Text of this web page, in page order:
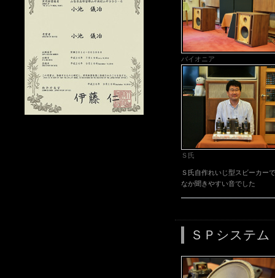
バイオニア
Ｓ氏
Ｓ氏自作れいじ型スビーカー
なか聞きやすい音でした
ＳＰシステム